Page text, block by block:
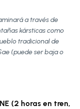
a través de
kársticas como
tradicional de
(puede ser baja o
(2 horas en tren,